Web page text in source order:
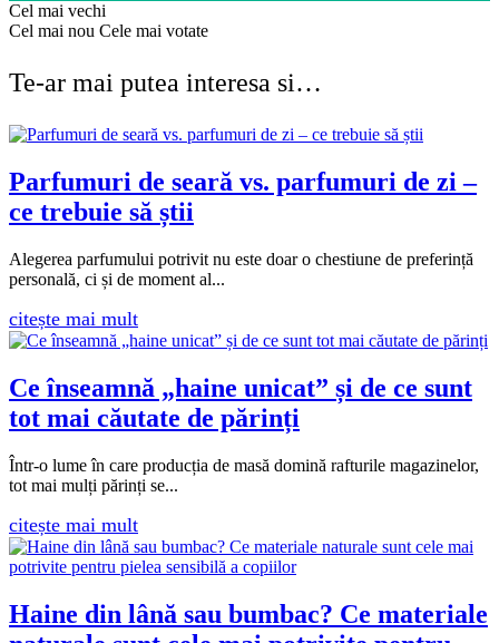
Cel mai vechi
Cel mai nou Cele mai votate
Te-ar mai putea interesa si…
Parfumuri de seară vs. parfumuri de zi –
ce trebuie să știi
Alegerea parfumului potrivit nu este doar o chestiune de preferință
personală, ci și de moment al...
citește mai mult
Ce înseamnă „haine unicat” și de ce sunt
tot mai căutate de părinți
Într-o lume în care producția de masă domină rafturile magazinelor,
tot mai mulți părinți se...
citește mai mult
Haine din lână sau bumbac? Ce materiale